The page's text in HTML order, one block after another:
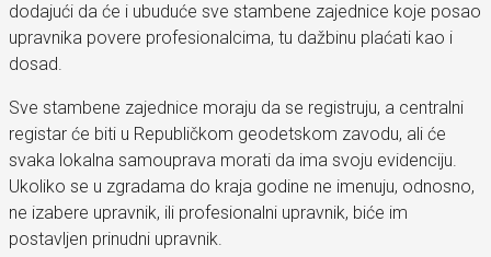
dodajući da će i ubuduće sve stambene zajednice koje posao
upravnika povere profesionalcima, tu dažbinu plaćati kao i
dosad.
Sve stambene zajednice moraju da se registruju, a centralni
registar će biti u Republičkom geodetskom zavodu, ali će
svaka lokalna samouprava morati da ima svoju evidenciju.
Ukoliko se u zgradama do kraja godine ne imenuju, odnosno,
ne izabere upravnik, ili profesionalni upravnik, biće im
postavljen prinudni upravnik.